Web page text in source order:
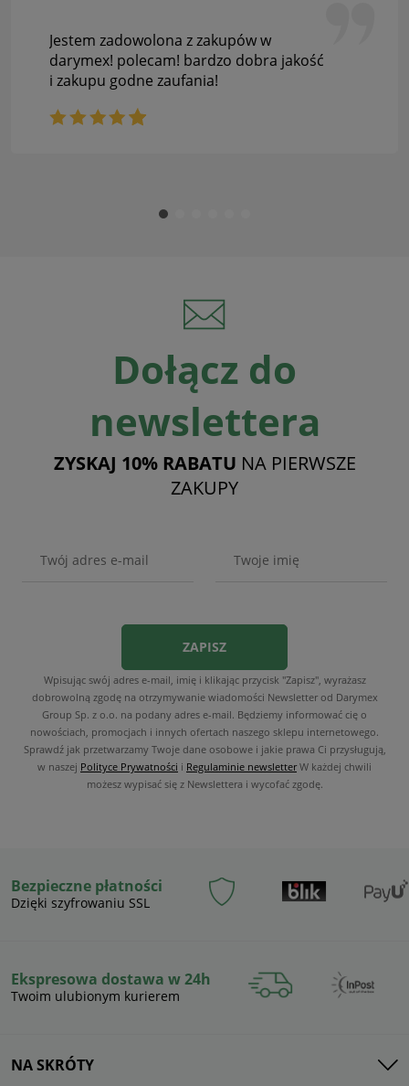
Jestem zadowolona z zakupów w
darymex! polecam! bardzo dobra jakość
i zakupu godne zaufania!
Dołącz do
newslettera
ZYSKAJ 10% RABATU NA PIERWSZE
ZAKUPY
ZAPISZ
Wpisując swój adres e-mail, imię i klikając przycisk "Zapisz", wyrażasz
dobrowolną zgodę na otrzymywanie wiadomości Newsletter od Darymex
Group Sp. z o.o. na podany adres e-mail. Będziemy informować cię o
nowościach, promocjach i innych ofertach naszego sklepu internetowego.
Sprawdź jak przetwarzamy Twoje dane osobowe i jakie prawa Ci przysługują,
w naszej Polityce Prywatności i Regulaminie newsletterW każdej chwili
możesz wypisać się z Newslettera i wycofać zgodę.
Bezpieczne płatności
Dzięki szyfrowaniu SSL
Ekspresowa dostawa w 24h
Twoim ulubionym kurierem
NA SKRÓTY